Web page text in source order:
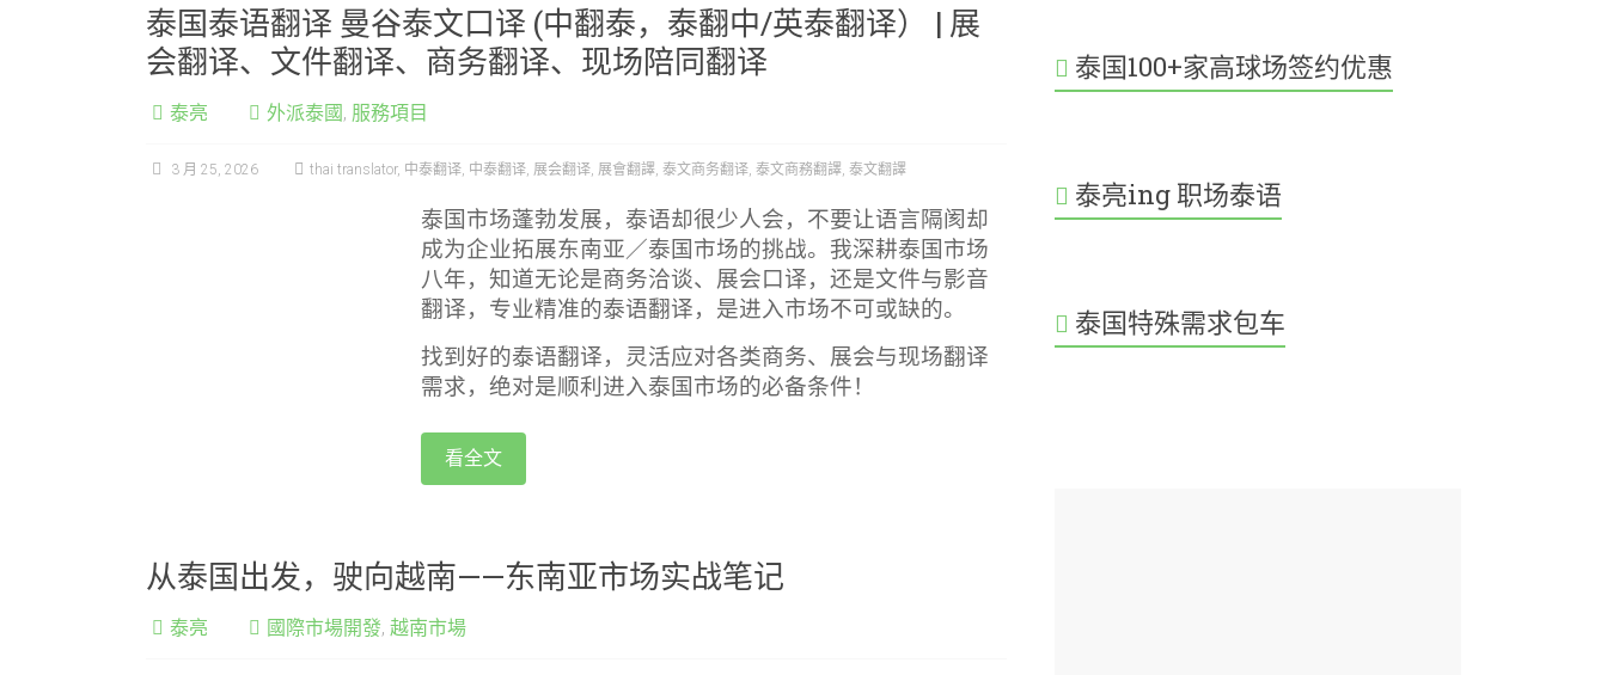
泰国泰语翻译 曼谷泰文口译 (中翻泰，泰翻中/英泰翻译） | 展
会翻译、文件翻译、商务翻译、现场陪同翻译
泰亮 外派泰國 , 服務項目
3 月 25, 2026 thai translator, 中泰翻译, 中泰翻译, 展会翻译, 展會翻譯, 泰文商务翻译, 泰文商務翻譯, 泰文翻譯
泰国市场蓬勃发展，泰语却很少人会，不要让语言隔阂却
成为企业拓展东南亚／泰国市场的挑战。我深耕泰国市场
八年，知道无论是商务洽谈、展会口译，还是文件与影音
翻译，专业精准的泰语翻译，是进入市场不可或缺的。
找到好的泰语翻译，灵活应对各类商务、展会与现场翻译
需求，绝对是顺利进入泰国市场的必备条件！
看全文
从泰国出发，驶向越南——东南亚市场实战笔记
泰亮 國際市場開發, 越南市場
泰国100+家高球场签约优惠
泰亮ing 职场泰语
泰国特殊需求包车